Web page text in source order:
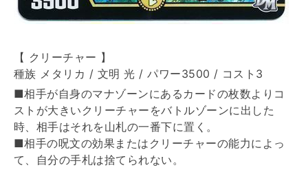
【 クリーチャー 】
種族 メタリカ / 文明 光 / パワー3500 / コスト3
■相手が自身のマナゾーンにあるカードの枚数よりコ
ストが大きいクリーチャーをバトルゾーンに出した
時、相手はそれを山札の一番下に置く。
■相手の呪文の効果またはクリーチャーの能力によっ
て、自分の手札は捨てられない。